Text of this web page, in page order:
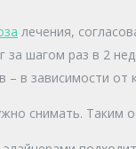
лечения,
шагом раз в 2
в зависимости от
снимать. Таким